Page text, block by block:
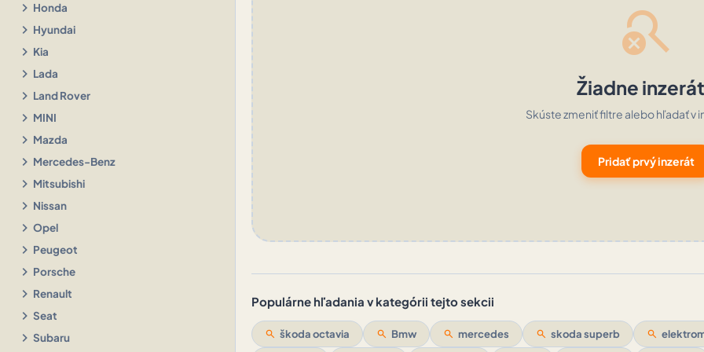
chevron_right Honda
chevron_right Hyundai
chevron_right Kia
chevron_right Lada
chevron_right Land Rover
chevron_right MINI
chevron_right Mazda
chevron_right Mercedes-Benz
chevron_right Mitsubishi
chevron_right Nissan
chevron_right Opel
chevron_right Peugeot
chevron_right Porsche
chevron_right Renault
chevron_right Seat
chevron_right Subaru
search_off
Žiadne
Skúste zmeniť filtre alebo hľadať v
Pridať prvý inzerát
Populárne hľadania v kategórii tejto sekcii
search škoda octavia search Bmw search mercedes search skoda superb search